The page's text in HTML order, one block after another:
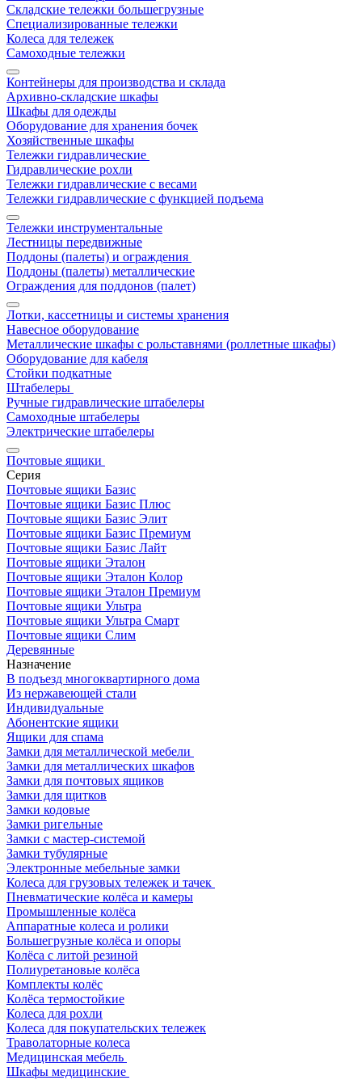
Складские тележки большегрузные
Специализированные тележки
Колеса для тележек
Самоходные тележки
Контейнеры для производства и склада
Архивно-складские шкафы
Шкафы для одежды
Оборудование для хранения бочек
Хозяйственные шкафы
Тележки гидравлические
Гидравлические рохли
Тележки гидравлические с весами
Тележки гидравлические с функцией подъема
Тележки инструментальные
Лестницы передвижные
Поддоны (палеты) и ограждения
Поддоны (палеты) металлические
Ограждения для поддонов (палет)
Лотки, кассетницы и системы хранения
Навесное оборудование
Металлические шкафы с рольставнями (роллетные шкафы)
Оборудование для кабеля
Стойки подкатные
Штабелеры
Ручные гидравлические штабелеры
Самоходные штабелеры
Электрические штабелеры
Почтовые ящики
Серия
Почтовые ящики Базис
Почтовые ящики Базис Плюс
Почтовые ящики Базис Элит
Почтовые ящики Базис Премиум
Почтовые ящики Базис Лайт
Почтовые ящики Эталон
Почтовые ящики Эталон Колор
Почтовые ящики Эталон Премиум
Почтовые ящики Ультра
Почтовые ящики Ультра Смарт
Почтовые ящики Слим
Деревянные
Назначение
В подъезд многоквартирного дома
Из нержавеющей стали
Индивидуальные
Абонентские ящики
Ящики для спама
Замки для металлической мебели
Замки для металлических шкафов
Замки для почтовых ящиков
Замки для щитков
Замки кодовые
Замки ригельные
Замки с мастер-системой
Замки тубулярные
Электронные мебельные замки
Колеса для грузовых тележек и тачек
Пневматические колёса и камеры
Промышленные колёса
Аппаратные колеса и ролики
Большегрузные колёса и опоры
Колёса с литой резиной
Полиуретановые колёса
Комплекты колёс
Колёса термостойкие
Колеса для рохли
Колеса для покупательских тележек
Траволаторные колеса
Медицинская мебель
Шкафы медицинские